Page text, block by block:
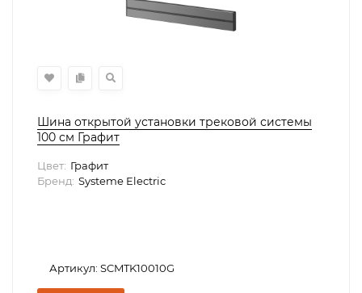
Шина открытой установки трековой системы
100 см Графит
Цвет: Графит
Бренд: Systeme Electric
Артикул: SCMTK10010G